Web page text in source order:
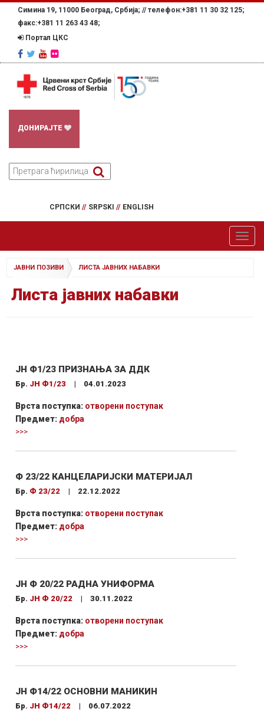
Симина 19, 11000 Београд, Србија; // телефон:+381 11 30 32 125;
факс:+381 11 263 43 48;
Портал ЦКС
ДОНИРАЈТЕ
СРПСКИ // SRPSKI // ENGLISH
ЈАВНИ ПОЗИВИ ЛИСТА ЈАВНИХ НАБАВКИ
Листа јавних набавки
ЈН Ф1/23 ПРИЗНАЊА ЗА ДДК
Бр. ЈН Ф1/23 | 04.01.2023
Врста поступка: отворени поступак
Предмет: добра
>>>
Ф 23/22 КАНЦЕЛАРИЈСКИ МАТЕРИЈАЛ
Бр. Ф 23/22 | 22.12.2022
Врста поступка: отворени поступак
Предмет: добра
>>>
ЈН Ф 20/22 РАДНА УНИФОРМА
Бр. ЈН Ф 20/22 | 30.11.2022
Врста поступка: отворени поступак
Предмет: добра
>>>
ЈН Ф14/22 ОСНОВНИ МАНИКИН
Бр. ЈН Ф14/22 | 06.07.2022